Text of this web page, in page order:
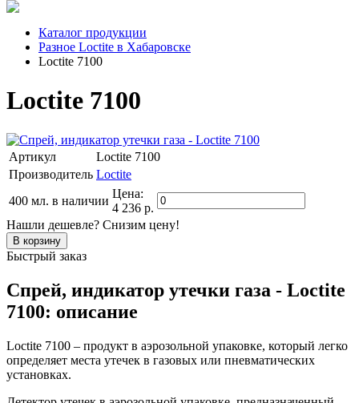
Каталог продукции
Разное Loctite в Хабаровске
Loctite 7100
Loctite 7100
Артикул
Loctite 7100
Производитель Loctite
400 мл. в наличии
Цена:
4 236 р.
Нашли дешевле? Снизим цену!
Быстрый заказ
Спрей, индикатор утечки газа - Loctite
7100: описание
Loctite 7100 – продукт в аэрозольной упаковке, который легко
определяет места утечек в газовых или пневматических
установках.